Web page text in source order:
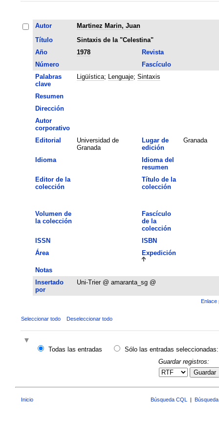
Autor
Martinez Marin, Juan
Título
Sintaxis de la "Celestina"
Año
1978
Revista
Número
Fascículo
Palabras
clave
Ligüística; Lenguaje; Sintaxis
Resumen
Dirección
Autor
corporativo
Editorial
Universidad de
Granada
Lugar de
edición
Granada
Idioma
Idioma del
resumen
Editor de la
colección
Título de la
colección
Volumen de
la colección
Fascículo
de la
colección
ISSN
ISBN
Área
Expedición
Notas
Insertado
por
Uni-Trier @ amaranta_sg @
Enlace
Seleccionar todo Deseleccionar todo
Todas las entradas
Sólo las entradas seleccionadas:
Guardar registros:
Guardar
Inicio Búsqueda CQL